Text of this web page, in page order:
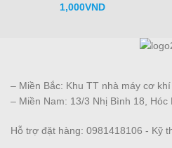
1,000VND
– Miền Bắc: Khu TT nhà máy cơ
– Miền Nam: 13/3 Nhị Bình 18, Hóc
Hỗ trợ đặt hàng: 0981418106 - Kỹ